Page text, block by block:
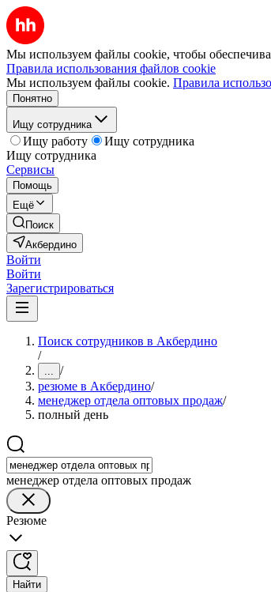
Мы используем файлы cookie, чтобы
Правила использования файлов cookie
Мы используем файлы cookie. Правила
Понятно
Ищу сотрудника
Ищу работу
Ищу сотрудника
Ищу сотрудника
Сервисы
Помощь
Ещё
Поиск
Акбердино
Войти
Войти
Зарегистрироваться
Поиск сотрудников в Акбердино
/
... /
резюме в Акбердино/
менеджер отдела оптовых продаж/
полный день
менеджер отдела оптовых продаж
Резюме
Найти